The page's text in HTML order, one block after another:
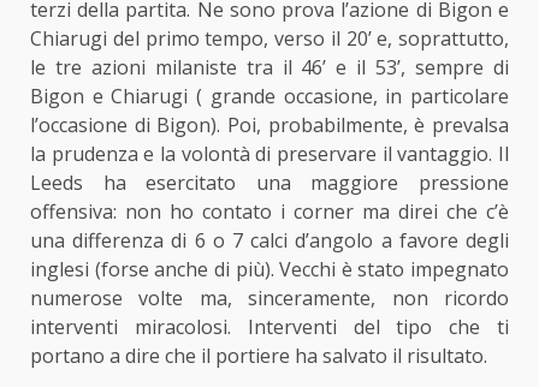
terzi della partita. Ne sono prova l’azione di Bigon e
Chiarugi del primo tempo, verso il 20’ e, soprattutto,
le tre azioni milaniste tra il 46’ e il 53’, sempre di
Bigon e Chiarugi ( grande occasione, in particolare
l’occasione di Bigon). Poi, probabilmente, è prevalsa
la prudenza e la volontà di preservare il vantaggio. Il
Leeds ha esercitato una maggiore pressione
offensiva: non ho contato i corner ma direi che c’è
una differenza di 6 o 7 calci d’angolo a favore degli
inglesi (forse anche di più). Vecchi è stato impegnato
numerose volte ma, sinceramente, non ricordo
interventi miracolosi. Interventi del tipo che ti
portano a dire che il portiere ha salvato il risultato.